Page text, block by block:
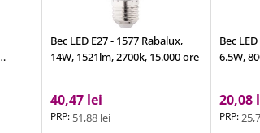
Bec LED E27 - 1577 Rabalux,
14W, 1521lm, 2700k, 15.000 ore
40,47 lei
PRP:51,88 lei
Bec
6.5W,
20,08
PRP: